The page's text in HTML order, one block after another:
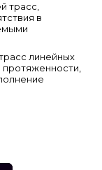
трасс,
в
линейных